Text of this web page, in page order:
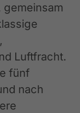
gemeinsam
Luftfracht.
fünf
nach